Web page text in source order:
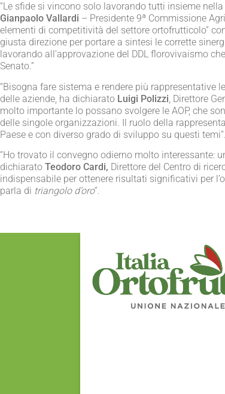
“Le sfide si vincono solo lavorando tutti insieme
Gianpaolo Vallardi – Presidente 9ª Commissione
elementi di competitività del settore ortofrutticolo”
giusta direzione per portare a sintesi le corrette
lavorando all’approvazione del DDL florovivaismo
Senato.”
“Bisogna fare sistema e rendere più
delle aziende, ha dichiarato Luigi Polizzi, Direttore
molto importante lo possano svolgere le AOP, che
delle singole organizzazioni. Il ruolo della
Paese e con diverso grado di sviluppo su questi temi”.
“Ho trovato il convegno odierno molto interessante:
dichiarato Teodoro Cardi, Direttore del Centro di
indispensabile per ottenere risultati significativi per
parla di triangolo d’oro”.